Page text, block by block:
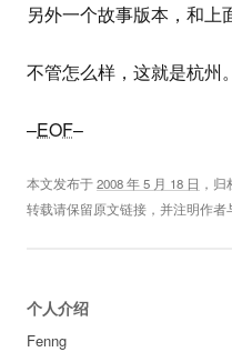
另外一个故事版本，和上
不管怎么样，这就是杭州。
–EOF–
本文发布于2008 年 5 月 18 日 ，
转载请保留原文链接，并注明作者
个人介绍
Fenng